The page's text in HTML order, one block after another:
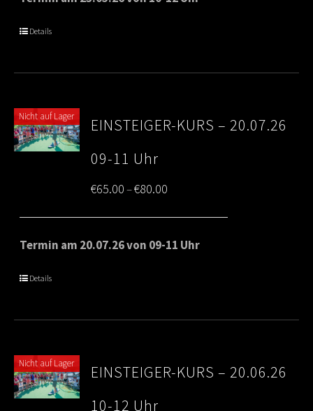
Details
Nicht auf Lager
EINSTEIGER-KURS – 20.07.26
09-11 Uhr
€65.00–€80.00
range:
€65.00
Termin am 20.07.26 von 09-11 Uhr
Details
Nicht auf Lager
EINSTEIGER-KURS – 20.06.26
10-12 Uhr